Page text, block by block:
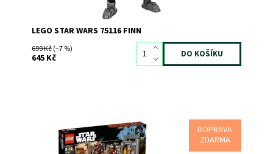
LEGO STAR WARS 75116 FINN
699 Kč(–7 %)
645 Kč
DOPRAVA
ZDARMA
Uprchni před Bala-Tikem a obávanými Rathtary!